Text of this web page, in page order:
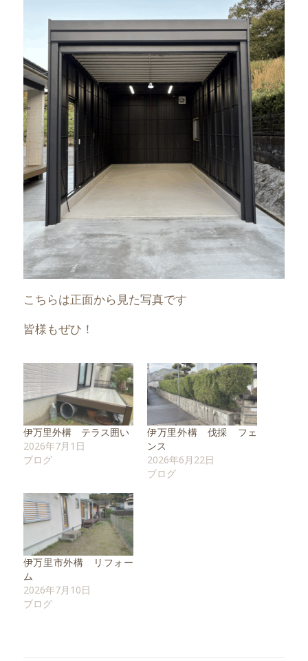
こちらは正面から見た写真です
皆様もぜひ！
伊万里外構 テラス囲い
2026年7月1日
ブログ
伊万里外構 伐採 フェ
ンス
2026年6月22日
ブログ
伊万里市外構 リフォー
ム
2026年7月10日
ブログ